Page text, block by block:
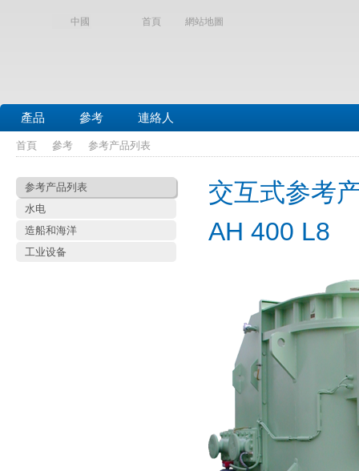
中國 首頁 網站地圖
產品 參考 連絡人
首頁 參考 参考产品列表
参考产品列表
水电
造船和海洋
工业设备
交互式参考
AH 400 L8